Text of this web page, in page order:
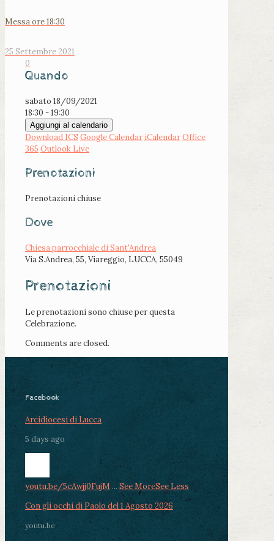
Messa ore 18:30
25 Settembre 2021
0
Quando
sabato 18/09/2021
18:30 - 19:30
Aggiungi al calendario
Download ICS Google Calendar iCalendarOffice
365 Outlook Live
Prenotazioni
Prenotazioni chiuse
Dove
Chiesa parrocchiale di Sant'Andrea
Via S.Andrea, 55, Viareggio, LUCCA, 55049
Prenotazioni
Le prenotazioni sono chiuse per questa
Celebrazione.
Comments are closed.
Facebook
Arcidiocesi di Lucca
5 days ago
youtu.be/5cAwjj0FujM ... See MoreSee Less
Con gli occhi di Paolo del 1 Agosto 2026
youtu.be